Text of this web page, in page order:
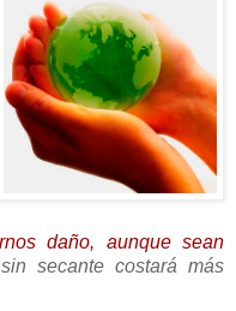
daño, aunque sean
secante costará más